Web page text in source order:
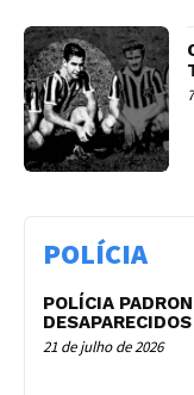
POLÍCIA
POLÍCIA
DESAPARECIDOS
21 de julho de 2026